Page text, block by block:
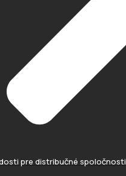
pre distribučné spoločnosti